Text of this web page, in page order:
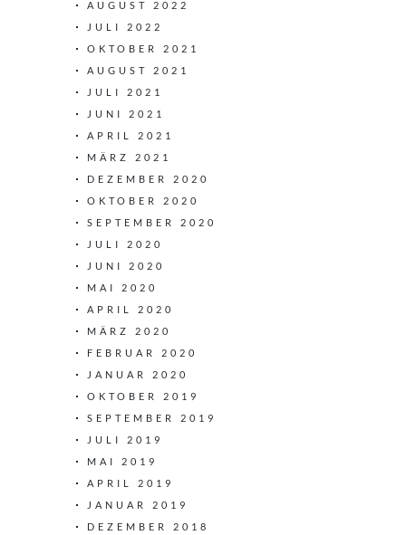
AUGUST 2022
JULI 2022
OKTOBER 2021
AUGUST 2021
JULI 2021
JUNI 2021
APRIL 2021
MÄRZ 2021
DEZEMBER 2020
OKTOBER 2020
SEPTEMBER 2020
JULI 2020
JUNI 2020
MAI 2020
APRIL 2020
MÄRZ 2020
FEBRUAR 2020
JANUAR 2020
OKTOBER 2019
SEPTEMBER 2019
JULI 2019
MAI 2019
APRIL 2019
JANUAR 2019
DEZEMBER 2018